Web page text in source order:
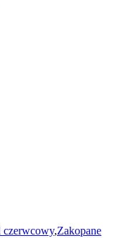
czerwcowy,Zakopane